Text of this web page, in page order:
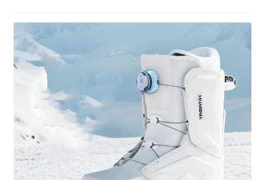
My account
Cart
Checkout
Wishlist
Payment